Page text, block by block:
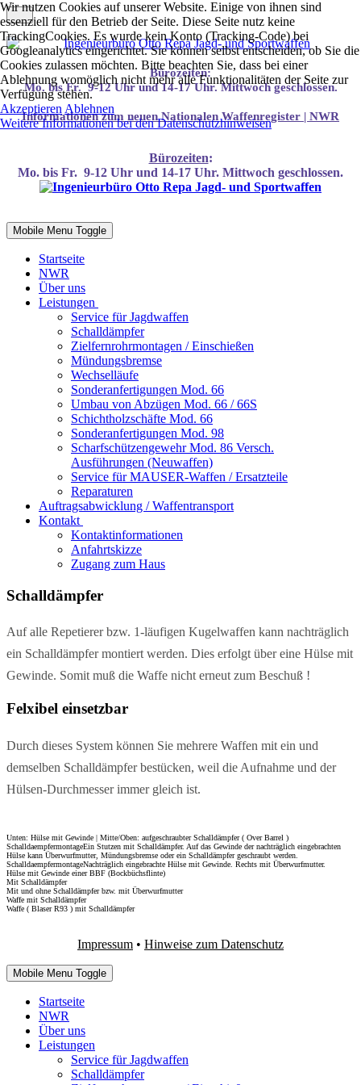
Bürozeiten:
Mo. bis Fr. 9-12 Uhr und 14-17 Uhr. Mittwoch geschlossen.
Informationenzum neuen Nationalen Waffenregister | NWR
Bürozeiten:
Mo. bis Fr. 9-12 Uhr und 14-17 Uhr. Mittwoch geschlossen.
Mobile Menu Toggle
Startseite
NWR
Über uns
Leistungen
Service für Jagdwaffen
Schalldämpfer
Zielfernrohrmontagen / Einschießen
Mündungsbremse
Wechselläufe
Sonderanfertigungen Mod. 66
Umbau von Abzügen Mod. 66 / 66S
Schichtholzschäfte Mod. 66
Sonderanfertigungen Mod. 98
Scharfschützengewehr Mod. 86 Versch.
Ausführungen (Neuwaffen)
Service für MAUSER-Waffen / Ersatzteile
Reparaturen
Auftragsabwicklung / Waffentransport
Kontakt
Kontaktinformationen
Anfahrtskizze
Zugang zum Haus
Schalldämpfer
Auf alle Repetierer bzw. 1-läufigen Kugelwaffen kann nachträglich
ein Schalldämpfer montiert werden. Dies erfolgt über eine Hülse mit
Gewinde. Somit muß die Waffe nicht erneut zum Beschuß !
Felxibel einsetzbar
Durch dieses System können Sie mehrere Waffen mit ein und
demselben Schalldämpfer bestücken, weil die Aufnahme und der
Hülsen-Durchmesser immer gleich ist.
Unten: Hülse mit Gewinde | Mitte/Oben: aufgeschraubter Schalldämpfer ( Over Barrel )
SchalldaempfermontageEin Stutzen mit Schalldämpfer. Auf das Gewinde der nachträglich eingebrachten
Hülse kann Überwurfmutter, Mündungsbremse oder ein Schalldämpfer geschraubt werden.
SchalldaempfermontageNachträglich eingebrachte Hülse mit Gewinde. Rechts mit Überwurfmutter.
Hülse mit Gewinde einer BBF (Bockbüchsflinte)
Mit Schalldämpfer
Mit und ohne Schalldämpfer bzw. mit Überwurfmutter
Waffe mit Schalldämpfer
Waffe ( Blaser R93 ) mit Schalldämpfer
Impressum • Hinweise zum Datenschutz
Mobile Menu Toggle
Startseite
NWR
Über uns
Leistungen
Service für Jagdwaffen
Schalldämpfer
Wir nutzen Cookies auf unserer Website. Einige von ihnen sind
essenziell für den Betrieb der Seite. Diese Seite nutz keine
TrackingCookies. Es wurde kein Konto (Tracking-Code) bei
Googleanalytics eingerichtet. Sie können selbst entscheiden, ob Sie die
Cookies zulassen möchten. Bitte beachten Sie, dass bei einer
Ablehnung womöglich nicht mehr alle Funktionalitäten der Seite zur
Verfügung stehen.
Akzeptieren Ablehnen
Weitere Informationen bei den Datenschutzhinweisen